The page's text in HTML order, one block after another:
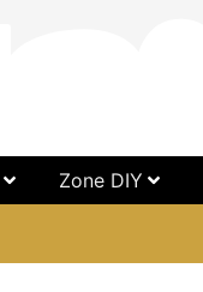
Zone DIY